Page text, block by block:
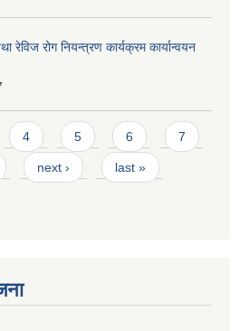
रेविज रोग नियन्त्रण कार्यक्रम कार्यान्वयन
4 5 6 7
next › last »